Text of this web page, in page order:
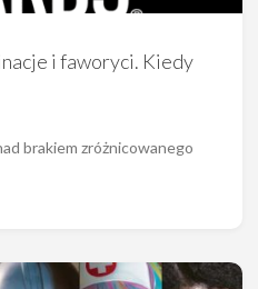
i faworyci. Kiedy
brakiem zróżnicowanego